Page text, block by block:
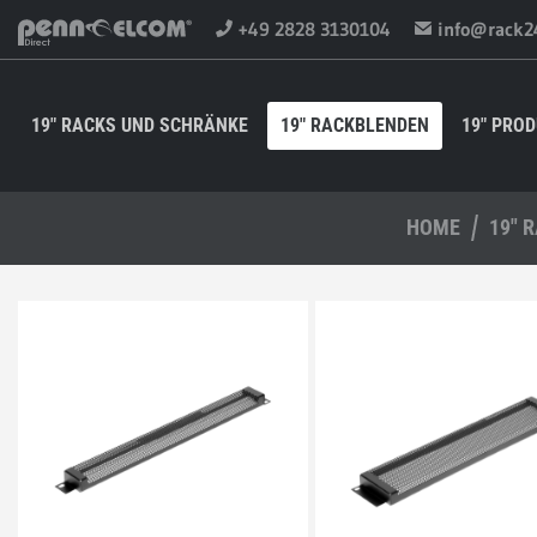
+49 2828 3130104
19" RACKS UND SCHRÄNKE 19" RACKBLENDEN 19"
HOME 19"